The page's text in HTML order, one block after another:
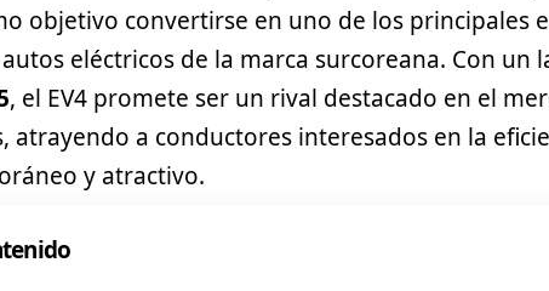
objetivo convertirse en uno de los principales
eléctricos de la marca surcoreana. Con un
, el EV4 promete ser un rival destacado en el
atrayendo a conductores interesados en la
y atractivo.